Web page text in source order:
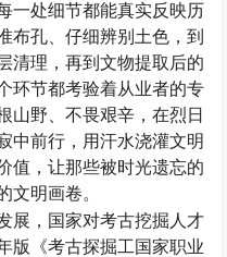
一处细节都能真实反映历
布孔、仔细辨别土色，到
清理，再到文物提取后的
环节都考验着从业者的专
山野、不畏艰辛，在烈日
中前行，用汗水浇灌文明
值，让那些被时光遗忘的
文明画卷。
展，国家对考古挖掘人才
版《考古探掘工国家职业